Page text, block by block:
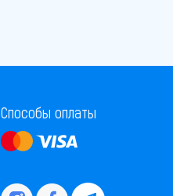
Способы оплаты